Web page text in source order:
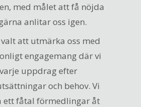
med målet att få nöjda
anlitar oss igen.
att utmärka oss med
engagemang där vi
uppdrag efter
och behov. Vi
ett fåtal förmedlingar åt